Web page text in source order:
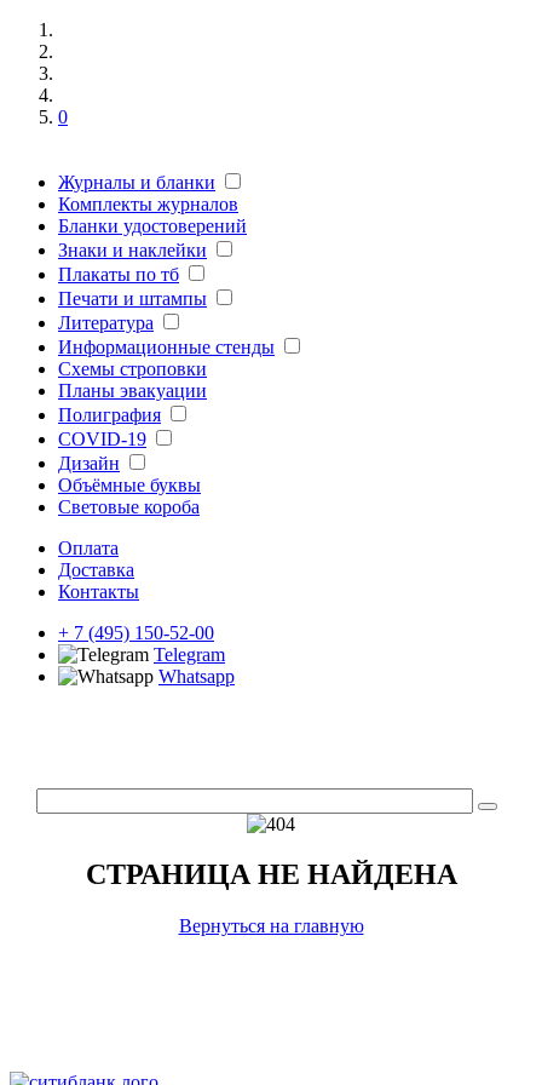
0
Журналы и бланки
Комплекты журналов
Бланки удостоверений
Знаки и наклейки
Плакаты по тб
Печати и штампы
Литература
Информационные стенды
Схемы строповки
Планы эвакуации
Полиграфия
COVID-19
Дизайн
Объёмные буквы
Световые короба
Оплата
Доставка
Контакты
+ 7 (495) 150-52-00
Telegram
Whatsapp
СТРАНИЦА НЕ НАЙДЕНА
Вернуться на главную